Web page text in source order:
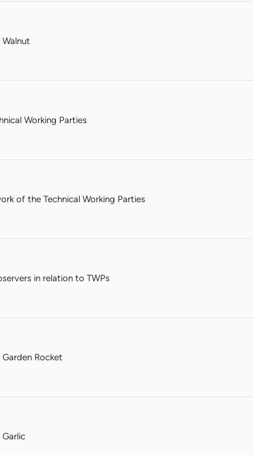
Working Parties
of the Technical Working Parties
in relation to TWPs
Rocket